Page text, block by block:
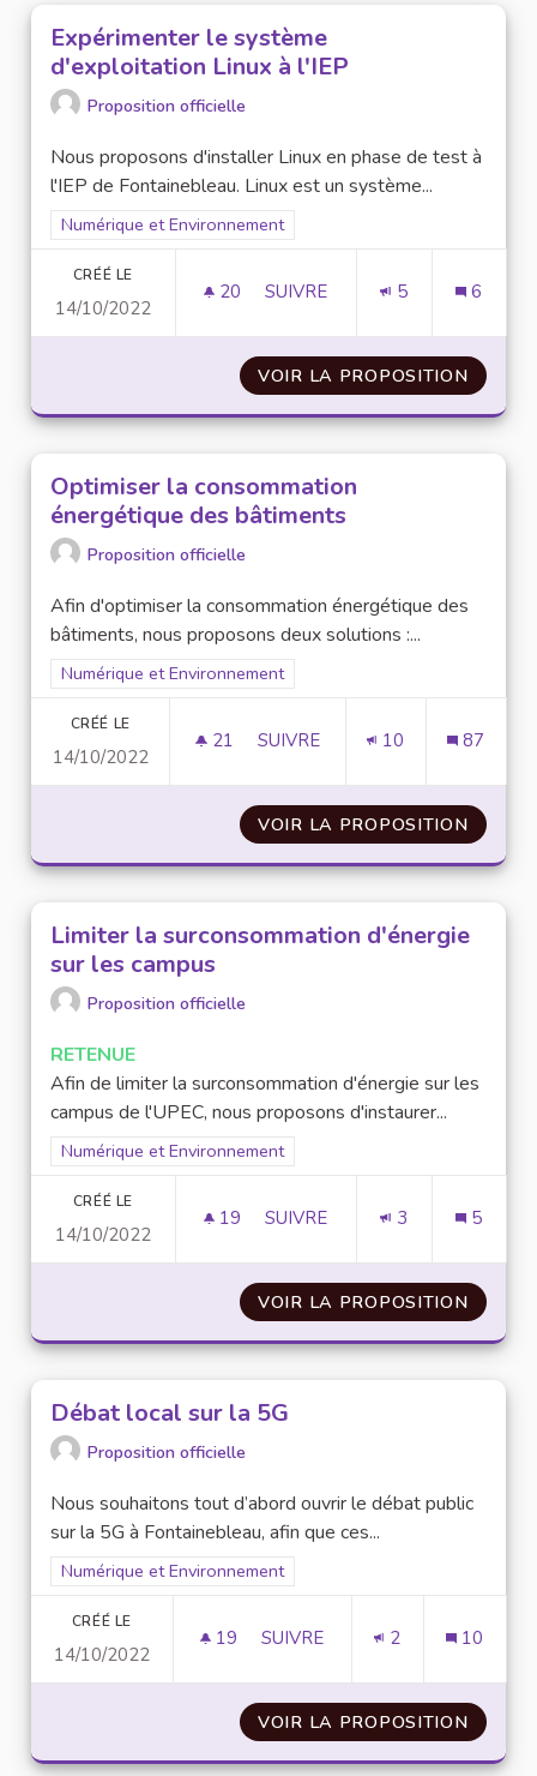
Expérimenter le système
d'exploitation Linux à l'IEP
Proposition officielle
Nous proposons d'installer Linux en phase de test à
l'IEP de Fontainebleau. Linux est un système...
Filtrer les résultats pour le secteur : Numérique et
Numérique et Environnement
CRÉÉ LE
14/10/2022
20 20 ABONNÉS
SUIVRE 5 6
VOIR LA PROPOSITION
Optimiser la consommation
énergétique des bâtiments
Proposition officielle
Afin d'optimiser la consommation énergétique des
bâtiments, nous proposons deux solutions :...
Filtrer les résultats pour le secteur : Numérique et
Numérique et Environnement
CRÉÉ LE
14/10/2022
21 21 ABONNÉS
SUIVRE 10 87
VOIR LA PROPOSITION
Limiter la surconsommation d'énergie
sur les campus
Proposition officielle
RETENUE
Afin de limiter la surconsommation d'énergie sur les
campus de l'UPEC, nous proposons d'instaurer...
Filtrer les résultats pour le secteur : Numérique et
Numérique et Environnement
CRÉÉ LE
14/10/2022
19 19 ABONNÉS
SUIVRE 3 5
VOIR LA PROPOSITION
Débat local sur la 5G
Proposition officielle
Nous souhaitons tout d’abord ouvrir le débat public
sur la 5G à Fontainebleau, afin que ces...
Filtrer les résultats pour le secteur : Numérique et
Numérique et Environnement
CRÉÉ LE
14/10/2022
19 19 ABONNÉS
SUIVRE 2 10
VOIR LA PROPOSITION